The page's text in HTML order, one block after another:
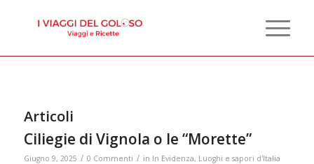
Articoli
Ciliegie di Vignola o le “Morette”
Giugno 9, 2025 / 0 Commenti / in In Evidenza, Luoghi e sapori d'Italia